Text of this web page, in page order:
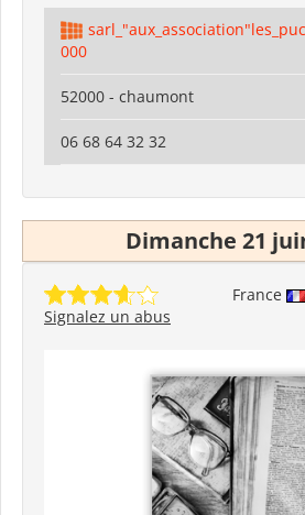
000
52000 - chaumont
06 68 64 32 32
Dimanche 21
France
Signalez un abus